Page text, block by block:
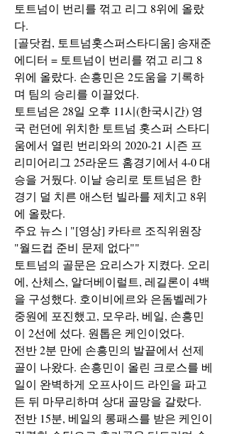
토트넘이 번리를 꺾고 리그 8위에 올랐
다.
[골닷컴, 토트넘홋스퍼스타디움] 송재준
에디터 = 토트넘이 번리를 꺾고 리그 8
위에 올랐다. 손흥민은 2도움을 기록하
며 팀의 승리를 이끌었다.
토트넘은 28일 오후 11시(한국시간) 영
국 런던에 위치한 토트넘 홋스퍼 스타디
움에서 열린 번리와의 2020-21 시즌 프
리미어리그 25라운드 홈경기에서 4-0 대
승을 거뒀다. 이날 승리로 토트넘은 한
경기 덜 치른 애스턴 빌라를 제치고 8위
에 올랐다.
주요 뉴스 | "​[영상] 카타르 조직위원장
"월드컵 준비 문제 없다""
토트넘의 골문은 요리스가 지켰다. 오리
에, 산체스, 알더베이럴트, 레길론이 4백
을 구성했다. 호이비에르와 은돔벨레가
중원에 포진했고, 모우라, 베일, 손흥민
이 2선에 섰다. 원톱은 케인이었다.
전반 2분 만에 손흥민의 발끝에서 선제
골이 나왔다. 손흥민이 올린 크로스를 베
일이 완벽하게 오프사이드 라인을 파고
든 뒤 마무리하며 상대 골망을 갈랐다.
전반 15분, 베일의 롱패스를 받은 케인이